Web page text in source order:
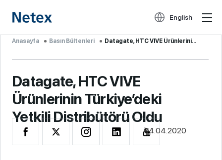
English
Anasayfa Basın Bültenleri Datagate, HTC VIVE Ürünlerinin Tür...
Datagate, HTC VIVE
Ürünlerinin Türkiye’deki
Yetkili Distribütörü Oldu
04.04.2020